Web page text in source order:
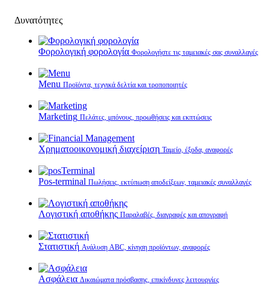
Δυνατότητες
Φορολογική φορολογία Φορολογήστε τις ταμειακές σας συναλλαγές
Menu Προϊόντα, τεχνικά δελτία και τροποποιητές
Marketing Πελάτες, μπόνους, προωθήσεις και εκπτώσεις
Χρηματοοικονομική διαχείριση Ταμείο, έξοδα, αναφορές
Pos-terminal Πωλήσεις, εκτύπωση αποδείξεων, ταμειακές συναλλαγές
Λογιστική αποθήκης Παραλαβές, διαγραφές και απογραφή
Στατιστική Ανάλυση ABC, κίνηση προϊόντων, αναφορές
Ασφάλεια Δικαιώματα πρόσβασης, επικίνδυνες λειτουργίες